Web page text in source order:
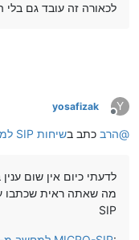
לכאורה זה עובד גם בלי
Y
מנותק
yosafizak
@הרב כתב בשיחות SIP למחשב מ-א עד ת. בתוכנת MICRO-SIP
לדעתי כיום אין שום
מה שאתה ראית שכתבו
SIP